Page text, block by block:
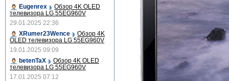
Eugenrex
Обзор 4K OLED
телевизора LG 55EG960V
29.01.2025 22:36
XRumer23Wence
Обзор 4K
OLED телевизора LG 55EG960V
19.01.2025 09:09
betenTaX
Обзор 4K OLED
телевизора LG 55EG960V
17.01.2025 07:12